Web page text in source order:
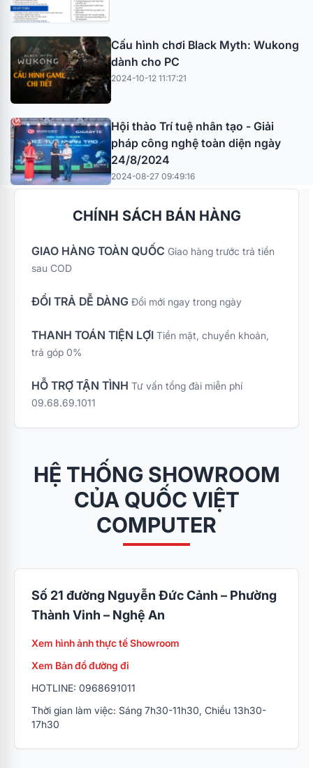
Cấu hình chơi Black Myth: Wukong
dành cho PC
2024-10-12 11:17:21
Hội thảo Trí tuệ nhân tạo - Giải
pháp công nghệ toàn diện ngày
24/8/2024
2024-08-27 09:49:16
CHÍNH SÁCH BÁN HÀNG
GIAO HÀNG TOÀN QUỐC Giao hàng trước trả tiền
sau COD
ĐỔI TRẢ DỄ DÀNG Đổi mới ngay trong ngày
THANH TOÁN TIỆN LỢI Tiền mặt, chuyển khoản,
trả góp 0%
HỖ TRỢ TẬN TÌNH Tư vấn tổng đài miễn phí
09.68.69.1011
HỆ THỐNG SHOWROOM
CỦA QUỐC VIỆT
COMPUTER
Số 21 đường Nguyễn Đức Cảnh – Phường
Thành Vinh – Nghệ An
Xem hình ảnh thực tế Showroom
Xem Bản đồ đường đi
HOTLINE: 0968691011
Thời gian làm việc: Sáng 7h30-11h30, Chiều 13h30-
17h30